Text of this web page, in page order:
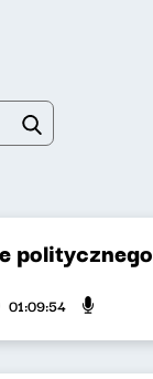
01:09:54